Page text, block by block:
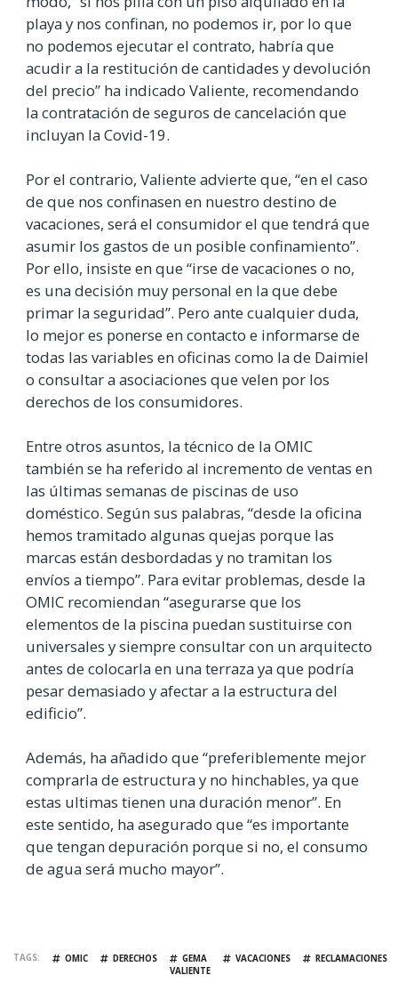
playa y nos confinan, no podemos ir, por lo que
no podemos ejecutar el contrato, habría que
acudir a la restitución de cantidades y devolución
del precio” ha indicado Valiente, recomendando
la contratación de seguros de cancelación que
incluyan la Covid-19.
Por el contrario, Valiente advierte que, “en el caso
de que nos confinasen en nuestro destino de
vacaciones, será el consumidor el que tendrá que
asumir los gastos de un posible confinamiento”.
Por ello, insiste en que “irse de vacaciones o no,
es una decisión muy personal en la que debe
primar la seguridad”. Pero ante cualquier duda,
lo mejor es ponerse en contacto e informarse de
todas las variables en oficinas como la de Daimiel
o consultar a asociaciones que velen por los
derechos de los consumidores.
Entre otros asuntos, la técnico de la OMIC
también se ha referido al incremento de ventas en
las últimas semanas de piscinas de uso
doméstico. Según sus palabras, “desde la oficina
hemos tramitado algunas quejas porque las
marcas están desbordadas y no tramitan los
envíos a tiempo”. Para evitar problemas, desde la
OMIC recomiendan “asegurarse que los
elementos de la piscina puedan sustituirse con
universales y siempre consultar con un arquitecto
antes de colocarla en una terraza ya que podría
pesar demasiado y afectar a la estructura del
edificio”.
Además, ha añadido que “preferiblemente mejor
comprarla de estructura y no hinchables, ya que
estas ultimas tienen una duración menor”. En
este sentido, ha asegurado que “es importante
que tengan depuración porque si no, el consumo
de agua será mucho mayor”.
TAGS OMIC DERECHOS
GEMA
VALIENTE
VACACIONES RECLAMACIONES